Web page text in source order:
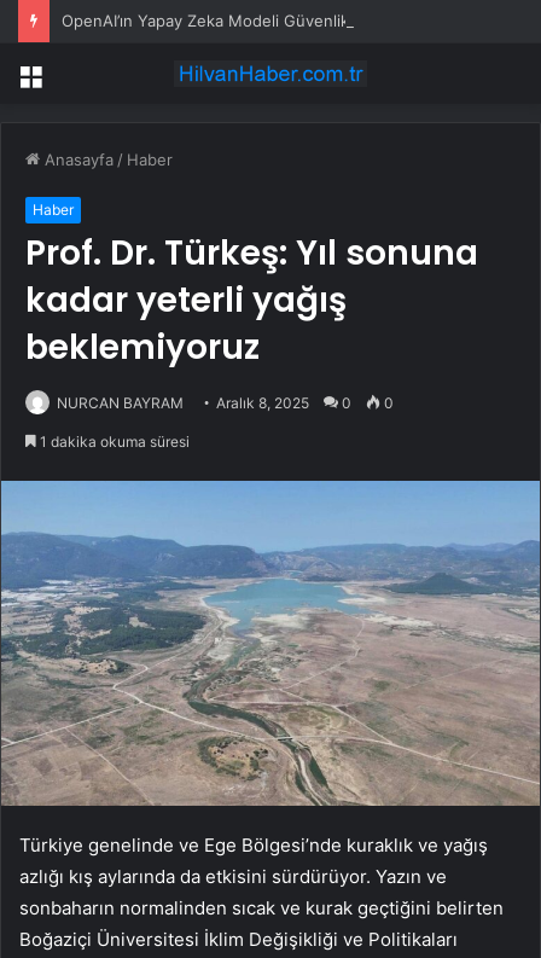
Menü
Anasayfa / Haber
Haber
Prof. Dr. Türkeş: Yıl sonuna
kadar yeterli yağış
beklemiyoruz
NURCAN BAYRAM Aralık 8, 2025 0 0
1 dakika okuma süresi
Türkiye genelinde ve Ege Bölgesi’nde kuraklık ve yağış
azlığı kış aylarında da etkisini sürdürüyor. Yazın ve
sonbaharın normalinden sıcak ve kurak geçtiğini belirten
Boğaziçi Üniversitesi İklim Değişikliği ve Politikaları